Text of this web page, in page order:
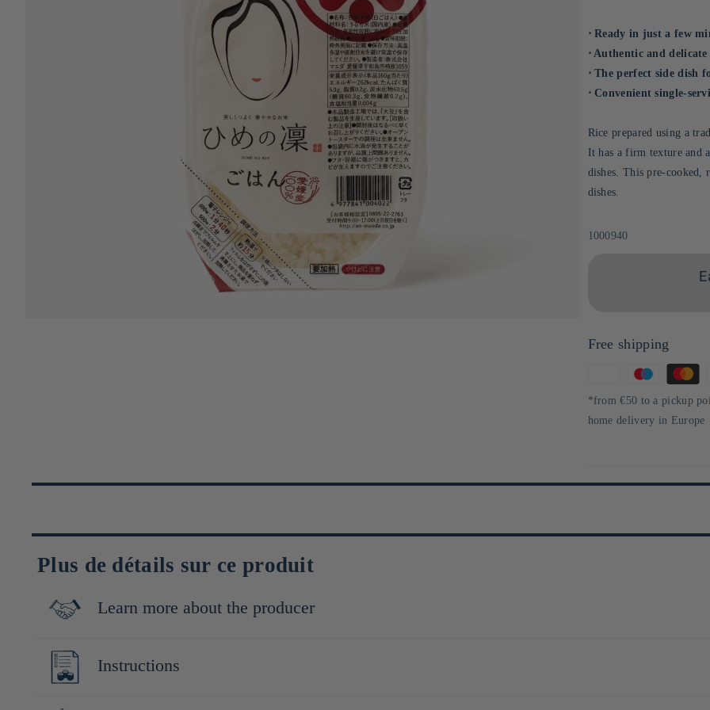
⋅ Ready in just a few
⋅ Authentic and
⋅ The perfect side dish
⋅ Convenient single-
Rice prepared using a
It has a firm texture and
dishes. This pre-cooked,
dishes.
Sku:
1000940
Free shipping
of
payment
*from €50 to a pickup
home delivery in Europe
Plus de détails sur ce produit
Learn more about the producer
Maeda, fondée en 1924 et située à Uwajima dans la région d'Ehime, se spécialise dans la fabrication de produits alimentaires à base de
particulier sur l'utilisation d'ingrédients locaux et naturels, sans additifs ni colorants. Sa philosophie repose sur la création de produits
Instructions